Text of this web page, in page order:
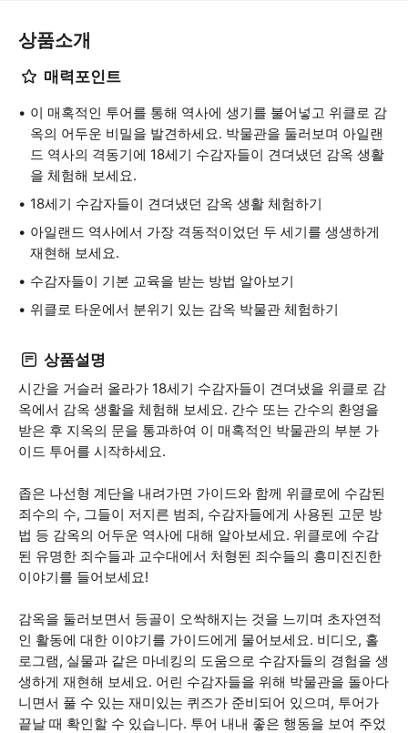
상품소개
매력포인트
이 매혹적인 투어를 통해 역사에 생기를 불어넣고 위클로 감
옥의 어두운 비밀을 발견하세요. 박물관을 둘러보며 아일랜
드 역사의 격동기에 18세기 수감자들이 견뎌냈던 감옥 생활
을 체험해 보세요.
18세기 수감자들이 견뎌냈던 감옥 생활 체험하기
아일랜드 역사에서 가장 격동적이었던 두 세기를 생생하게
재현해 보세요.
수감자들이 기본 교육을 받는 방법 알아보기
위클로 타운에서 분위기 있는 감옥 박물관 체험하기
상품설명
시간을 거슬러 올라가 18세기 수감자들이 견뎌냈을 위클로 감
옥에서 감옥 생활을 체험해 보세요. 간수 또는 간수의 환영을
받은 후 지옥의 문을 통과하여 이 매혹적인 박물관의 부분 가
이드 투어를 시작하세요.
좁은 나선형 계단을 내려가면 가이드와 함께 위클로에 수감된
죄수의 수, 그들이 저지른 범죄, 수감자들에게 사용된 고문 방
법 등 감옥의 어두운 역사에 대해 알아보세요. 위클로에 수감
된 유명한 죄수들과 교수대에서 처형된 죄수들의 흥미진진한
이야기를 들어보세요!
감옥을 둘러보면서 등골이 오싹해지는 것을 느끼며 초자연적
인 활동에 대한 이야기를 가이드에게 물어보세요. 비디오, 홀
로그램, 실물과 같은 마네킹의 도움으로 수감자들의 경험을 생
생하게 재현해 보세요. 어린 수감자들을 위해 박물관을 돌아다
니면서 풀 수 있는 재미있는 퀴즈가 준비되어 있으며, 투어가
끝날 때 확인할 수 있습니다. 투어 내내 좋은 행동을 보여 주었